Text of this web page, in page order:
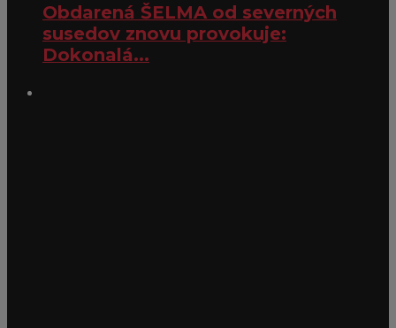
Obdarená ŠELMA od severných
susedov znovu provokuje:
Dokonalá...